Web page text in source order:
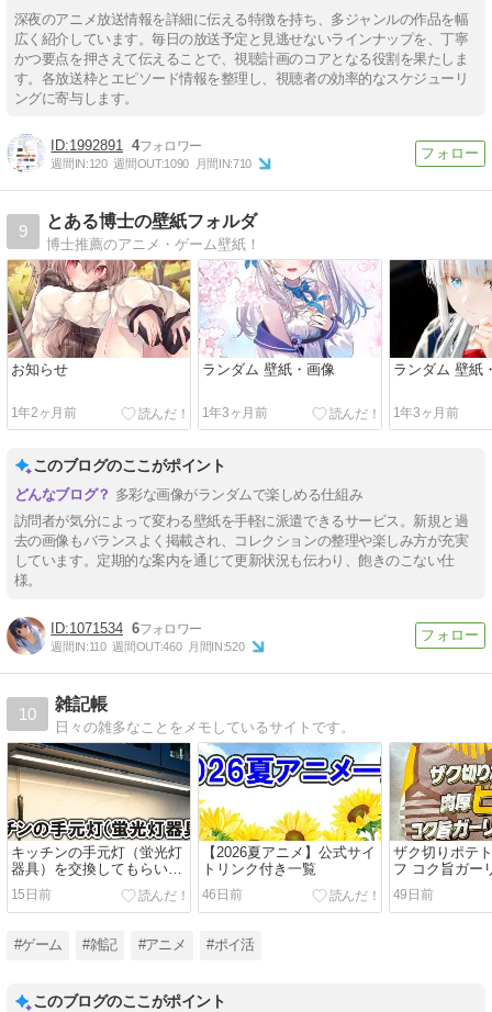
深夜のアニメ放送情報を詳細に伝える特徴を持ち、多ジャンルの作品を幅
広く紹介しています。毎日の放送予定と見逃せないラインナップを、丁寧
かつ要点を押さえて伝えることで、視聴計画のコアとなる役割を果たしま
す。各放送枠とエピソード情報を整理し、視聴者の効率的なスケジューリ
ングに寄与します。
1992891 4
週間IN:120 週間OUT:1090 月間IN:710
9
とある博士の壁紙フォルダ
博士推薦のアニメ・ゲーム壁紙！
お知らせ
1年2ヶ月前
ランダム 壁紙・画像
1年3ヶ月前
ランダム 壁紙
1年3ヶ月前
このブログのここがポイント
多彩な画像がランダムで楽しめる仕組み
訪問者が気分によって変わる壁紙を手軽に派遣できるサービス。新規と過
去の画像もバランスよく掲載され、コレクションの整理や楽しみ方が充実
しています。定期的な案内を通じて更新状況も伝わり、飽きのこない仕
様。
1071534 6
週間IN:110 週間OUT:460 月間IN:520
10
雑記帳
日々の雑多なことをメモしているサイトです。
キッチンの手元灯（蛍光灯
器具）を交換してもらいま
15日前
【2026夏アニメ】公式サイ
トリンク付き一覧
46日前
ザク切りポテ
フ コク旨ガー
ーを実食レビ
ナルド VIVA！
ック 2026年】
49日前
#ゲーム #雑記 #アニメ #ポイ活
このブログのここがポイント